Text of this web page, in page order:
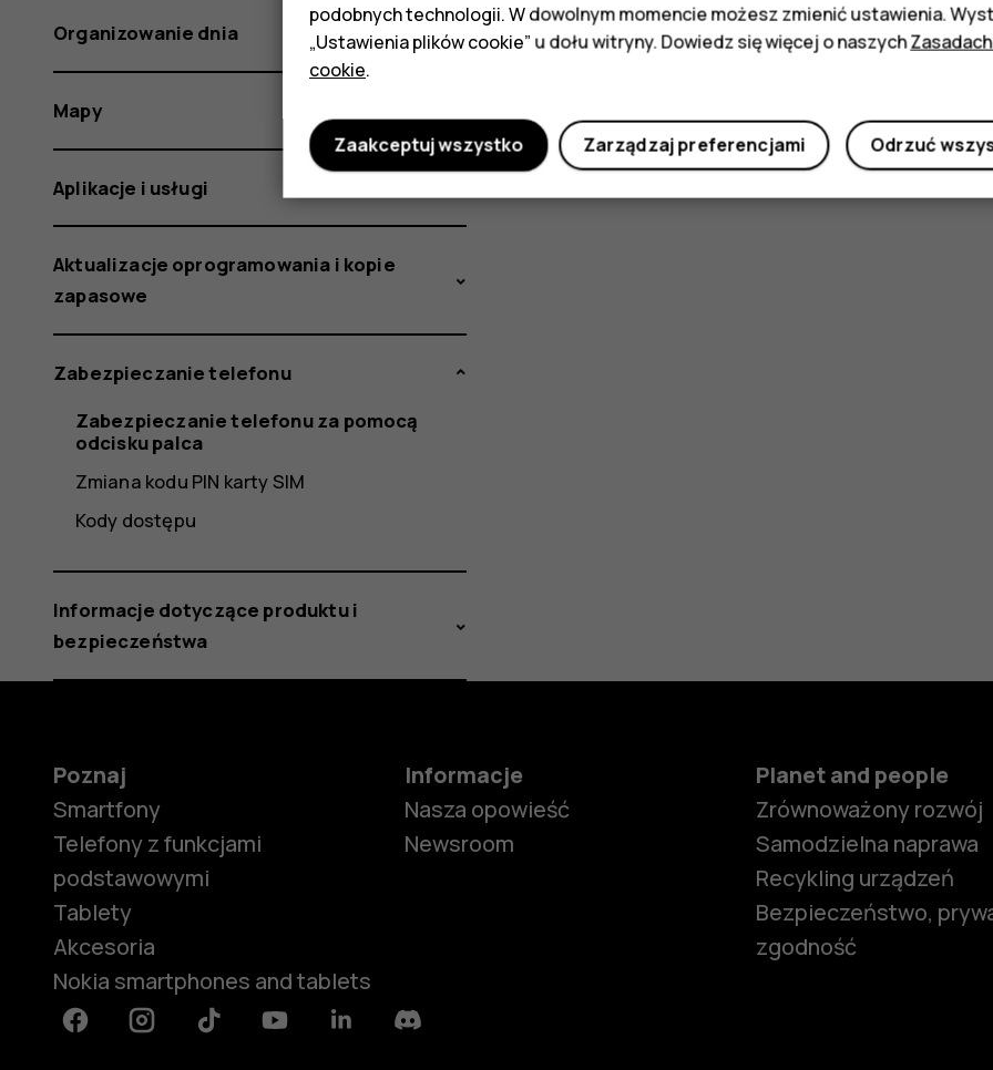
Tak Nie
Organizowanie dnia
Mapy
Aplikacje i usługi
Aktualizacje oprogramowania i kopie
zapasowe
Zabezpieczanie telefonu
Zabezpieczanie telefonu za pomocą
odcisku palca
Zmiana kodu PIN karty SIM
Kody dostępu
Informacje dotyczące produktu i
bezpieczeństwa
Poznaj
Smartfony
Telefony z funkcjami
podstawowymi
Tablety
Akcesoria
Nokia smartphones and tablets
Informacje
Nasza opowieść
Newsroom
Planet and people
Zrównoważony rozwój
Samodzielna naprawa
Recykling urządzeń
Bezpieczeństwo,
zgodność
FacebookInstagramTiktok YoutubeLinkedinDiscord
podobnych technologii. W dowolnym momencie możesz zmienić ustawienia.
„Ustawienia plików cookie” u dołu witryny. Dowiedz się więcej o naszych
cookie.
Odrzuć
Zarządzaj preferencjami
Zaakceptuj wszystko